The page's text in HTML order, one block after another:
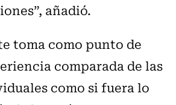
añadió.
toma como punto de
comparada de las
como si fuera lo